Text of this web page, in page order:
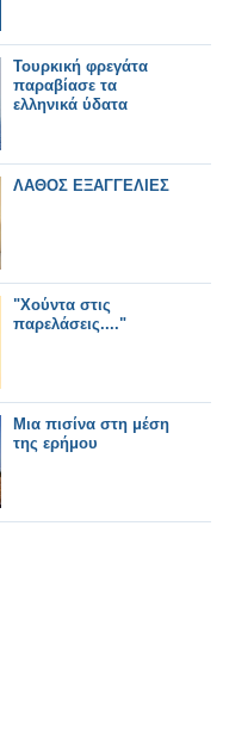
Τουρκική φρεγάτα
παραβίασε τα
ελληνικά ύδατα
ΛΑΘΟΣ ΕΞΑΓΓΕΛΙΕΣ
"Χούντα στις
παρελάσεις...."
Μια πισίνα στη μέση
της ερήμου